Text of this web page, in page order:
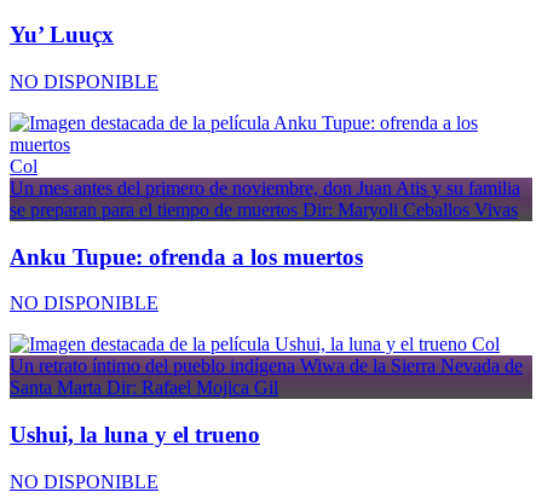
Yu’ Luuçx
NO DISPONIBLE
Col
Un mes antes del primero de noviembre, don Juan Atis y su familia
se preparan para el tiempo de muertos Dir: Maryoli Ceballos Vivas
Anku Tupue: ofrenda a los muertos
NO DISPONIBLE
Col
Un retrato íntimo del pueblo indígena Wiwa de la Sierra Nevada de
Santa Marta Dir: Rafael Mojica Gil
Ushui, la luna y el trueno
NO DISPONIBLE